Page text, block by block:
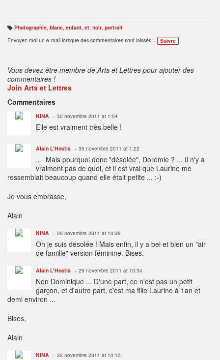
B
ali
s
Photographie, blanc, enfant, et, noir, portrait
Envoyez-moi un e-mail lorsque des commentaires sont laissés –
Suivre
Vous devez être membre de Arts et Lettres pour ajouter des
commentaires !
Join Arts et Lettres
Commentaires
NINA 30 novembre 2011 at 1:54
Elle est vraiment très belle !
Alain L'Hostis 30 novembre 2011 at 1:22
... Mais pourquoi donc "désolée", Dorémie ? ... Il n'y a
vraiment pas de quoi, et il est vrai que Laurine me
ressemblait beaucoup quand elle était petite ... :-)
Je vous embrasse,
Alain
NINA 29 novembre 2011 at 10:38
Oh je suis désolée ! Mais enfin, il y a bel et bien un "air
de famille" version féminine. Bises.
Alain L'Hostis 29 novembre 2011 at 10:34
Non Dominique ... D'une part, ce n'est pas un petit
garçon, et d'autre part, c'est ma fille Laurine à 1an et
demi environ ...
Bises,
Alain
NINA 29 novembre 2011 at 10:15